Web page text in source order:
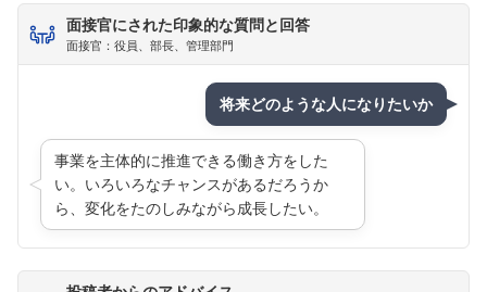
フォローしました
こちらの企業もフォローしませんか？
面接官にされた印象的な質問と回答
面接官：役員、部長、管理部門
将来どのような人になりたいか
事業を主体的に推進できる働き方をした
い。いろいろなチャンスがあるだろうか
ら、変化をたのしみながら成長したい。